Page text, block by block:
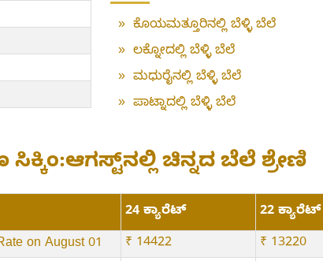
» ಕೊಯಮತ್ತೂರಿನಲ್ಲಿ ಬೆಳ್ಳಿ ಬೆಲೆ
» ಲಕ್ನೋದಲ್ಲಿ ಬೆಳ್ಳಿ ಬೆಲೆ
» ಮಧುರೈನಲ್ಲಿ ಬೆಳ್ಳಿ ಬೆಲೆ
» ಪಾಟ್ನಾದಲ್ಲಿ ಬೆಳ್ಳಿ ಬೆಲೆ
ಸಿಕ್ಕಿಂ:ಆಗಸ್ಟ್‌ನಲ್ಲಿ ಚಿನ್ನದ ಬೆಲೆ ಶ್ರೇಣಿ
24 ಕ್ಯಾರೆಟ್
22 ಕ್ಯಾರೆಟ್
on August 01
₹ 14422
₹ 13220